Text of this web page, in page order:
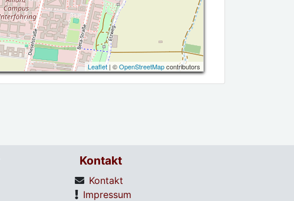
Leaflet| ©OpenStreetMapcontributors
Kontakt
Kontakt
Impressum